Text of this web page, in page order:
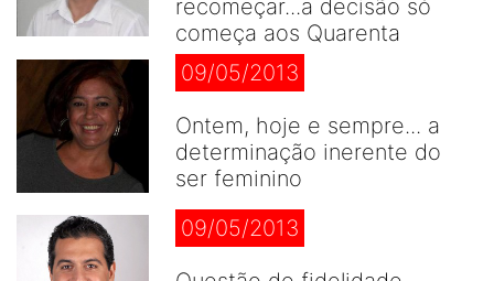
recomeçar...a decisão só
começa aos Quarenta
09/05/2013
Ontem, hoje e sempre... a
determinação inerente do
ser feminino
09/05/2013